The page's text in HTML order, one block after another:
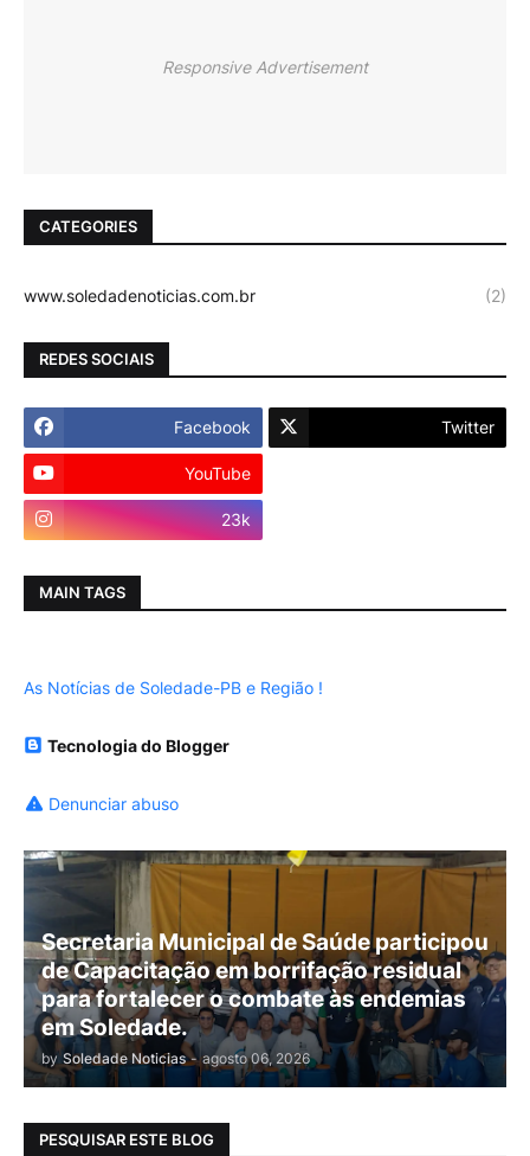
Responsive Advertisement
CATEGORIES
www.soledadenoticias.com.br (2)
REDES SOCIAIS
Facebook Twitter
YouTube
23k
MAIN TAGS
As Notícias de Soledade-PB e Região !
Tecnologia do Blogger
Denunciar abuso
Secretaria Municipal de Saúde participou
de Capacitação em borrifação residual
para fortalecer o combate às endemias
em Soledade.
by Soledade Noticias - agosto 06, 2026
PESQUISAR ESTE BLOG